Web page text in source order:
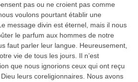
pas ou ne croient pas comme
voulons pourtant établir une
message divin est éternel, mais il nous
le parfum aux hommes de notre
faut parler leur langue. Heureusement,
vie de tous les jours. Il n’est
que nous ignorions ceux qui ont reçu
leurs coreligionnaires. Nous avons